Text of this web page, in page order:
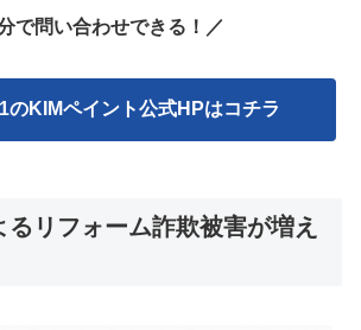
で問い合わせできる！／
のKIMペイント公式HPはコチラ
るリフォーム詐欺被害が増え